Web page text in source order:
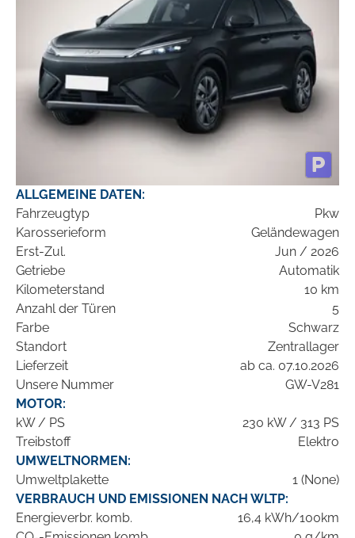
ALLGEMEINE DATEN:
Fahrzeugtyp
Pkw
Karosserieform
Geländewagen
Erst-Zul.
Jun / 2026
Getriebe
Automatik
Kilometerstand
10 km
Anzahl der Türen
5
Farbe
Schwarz
Standort
Zentrallager
Lieferzeit
ab ca. 07.10.2026
Unsere Nummer
GW-V281
MOTOR:
kW / PS
230 kW / 313 PS
Treibstoff
Elektro
UMWELTNORMEN:
Umweltplakette
1 (None)
VERBRAUCH UND EMISSIONEN NACH WLTP:
Energieverbr. komb.
16,4 kWh/100km